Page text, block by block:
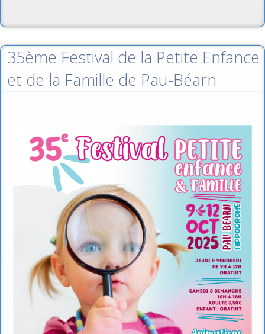
35ème Festival de la Petite Enfance
et de la Famille de Pau-Béarn